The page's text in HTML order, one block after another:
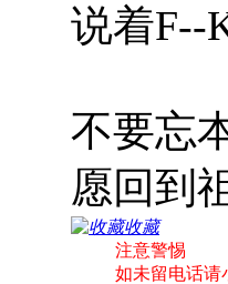
说着F--
不要忘
愿回到
收藏
注意警惕
如未留电话请